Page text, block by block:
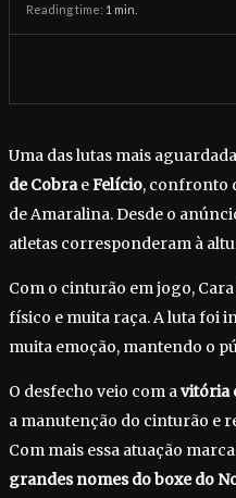
Reading time: 1 min.
Uma das lutas mais
de CobraeFelício, confronto
de Amaralina. Desde o
atletas corresponderam à
Com o cinturão em jogo,
físico e muita raça. A luta foi
muita emoção, mantendo o
O desfecho veio com avitória
a manutenção do cinturão e
Com mais essa atuação
grandes nomes do boxe do